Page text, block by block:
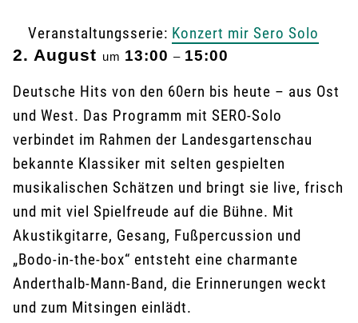
Veranstaltungsserie: Konzert mir Sero Solo
2. August um 13:00 – 15:00
Deutsche Hits von den 60ern bis heute – aus Ost
und West. Das Programm mit SERO-Solo
verbindet im Rahmen der Landesgartenschau
bekannte Klassiker mit selten gespielten
musikalischen Schätzen und bringt sie live, frisch
und mit viel Spielfreude auf die Bühne. Mit
Akustikgitarre, Gesang, Fußpercussion und
„Bodo-in-the-box“ entsteht eine charmante
Anderthalb-Mann-Band, die Erinnerungen weckt
und zum Mitsingen einlädt.